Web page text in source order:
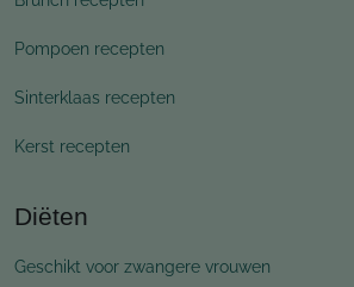
Pompoen recepten
Sinterklaas recepten
Kerst recepten
Diëten
Geschikt voor zwangere vrouwen